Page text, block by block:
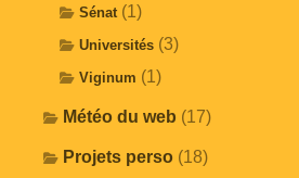
Sénat (1)
Universités (3)
Viginum (1)
Météo du web (17)
Projets perso (18)